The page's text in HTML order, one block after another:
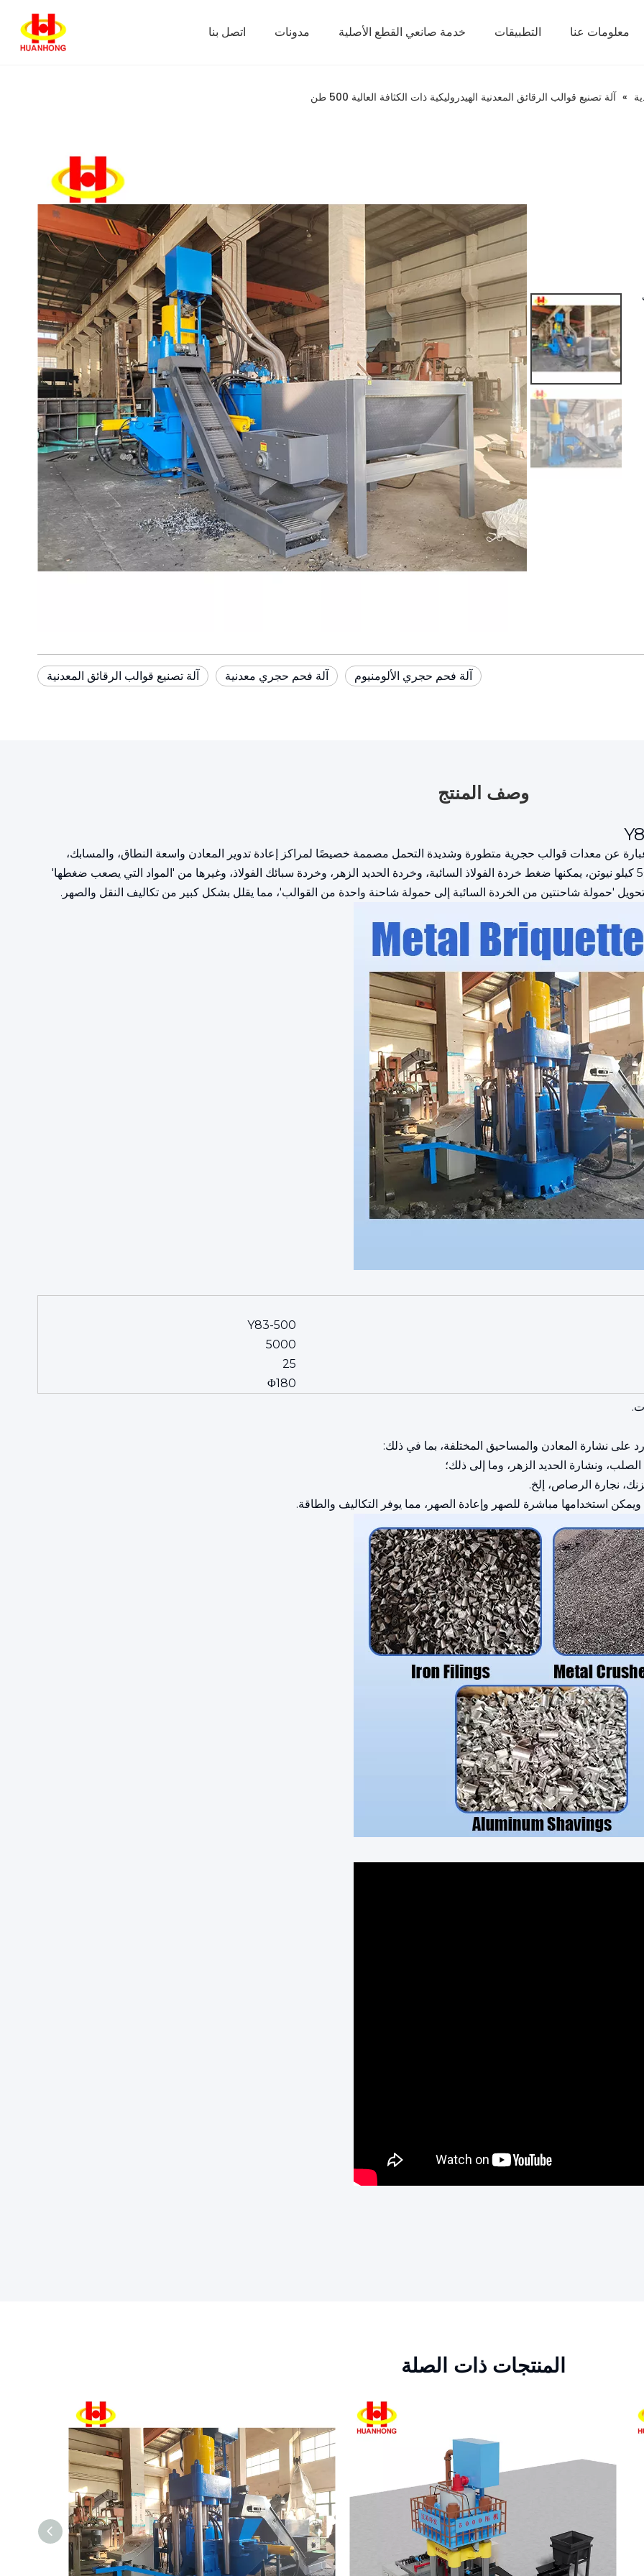
اتصل بنا مدونات خدمة صانعي القطع الأصلية التطبيقات معلومات عنا
» آلة تصنيع قوالب الرقائق المعدنية الهيدروليكية ذات الكثافة العالية 500 طن
آلة تصنيع قوالب الرقائق المعدنية آلة فحم حجري معدنية آلة فحم حجري الألومنيوم
وصف المنتج
قوالب الخردة المعدنية العمودية بوزن 500 طن عبارة عن معدات قوالب حجرية متطورة وشديدة التحمل مصممة خصيصًا لمراكز إعادة تدوير المعادن واسعة النطاق، والمسابك،
وشركات الصلب. من خلال ضغط مقدر لوحدة واحدة يبلغ 5000 كيلو نيوتن، يمكنها ضغط خردة الفولاذ السائبة، وخردة الحديد الزهر، وخردة سبائك الفولاذ، وغيرها من 'المواد التي يصعب ضغطها'
'حمولة شاحنتين من الخردة السائبة إلى حمولة شاحنة واحدة من القوالب'، مما يقلل بشكل كبير من تكاليف النقل والصهر.
Y83-500
5000
25
Φ180
على نشارة المعادن والمساحيق المختلفة، بما في ذلك:
الصلب، ونشارة الحديد الزهر، وما إلى ذلك؛
نجارة الرصاص، إلخ.
استخدامها مباشرة للصهر وإعادة الصهر، مما يوفر التكاليف والطاقة.
المنتجات ذات الصلة